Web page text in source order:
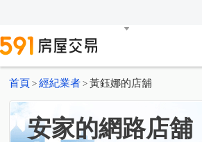
首頁 > 經紀業者 > 黃鈺娜的店舖
安家的網路店舖